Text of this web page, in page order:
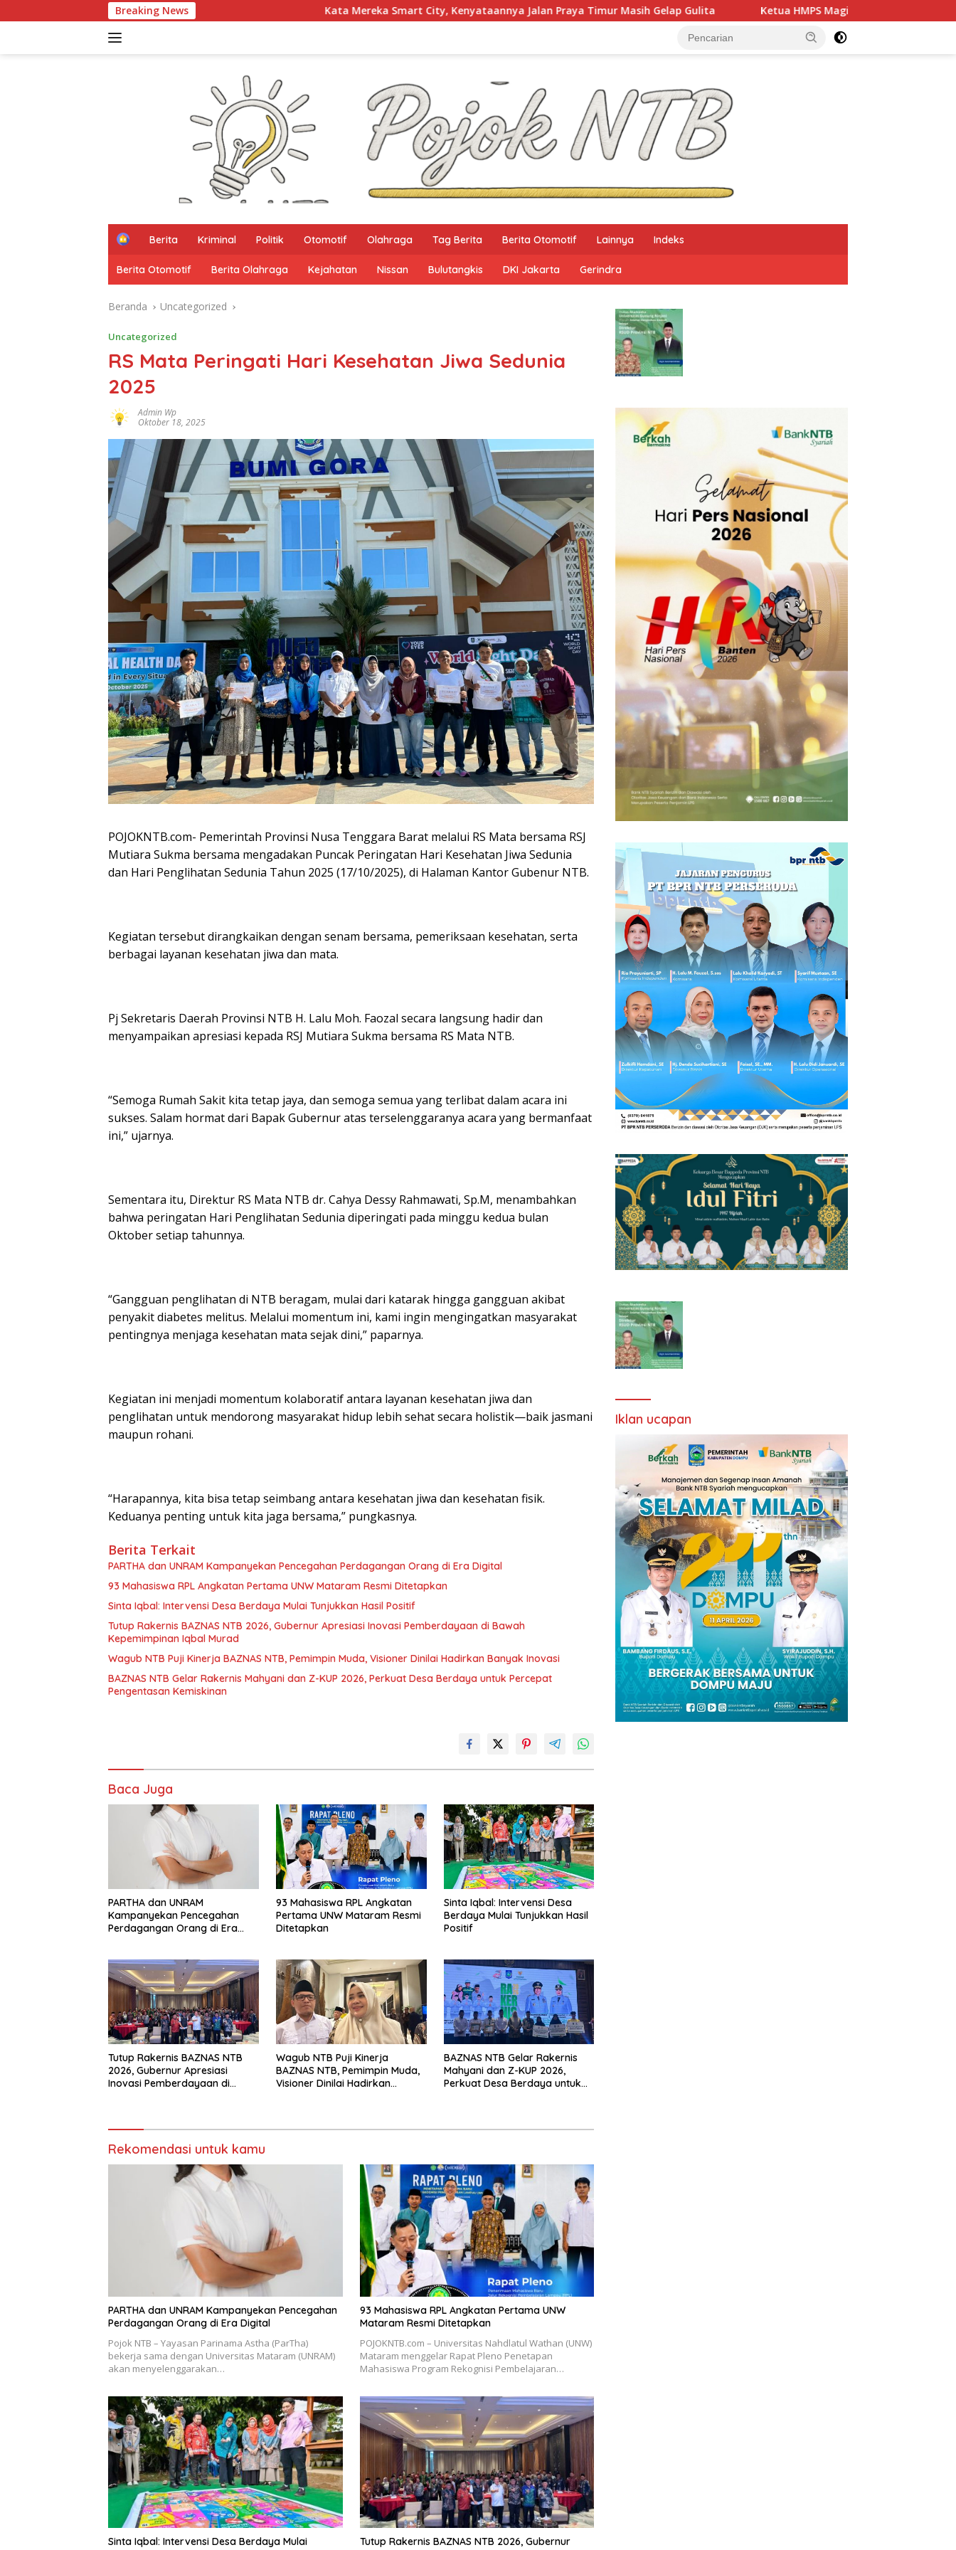
ke
Breaking News Kata Mereka Smart City, Kenyataannya Jalan Praya Timur Masih Gelap Gulita Ketua HMPS Magister PKO UNDIKMA Soroti Ketidaketisan
H
m
e
Berita Kriminal Politik Otomotif Olahraga Tag Berita Berita Otomotif Lainnya Indeks
Berita Otomotif Berita Olahraga Kejahatan Nissan Bulutangkis DKI Jakarta Gerindra
Beranda Uncategorized
Uncategorized
RS Mata Peringati Hari Kesehatan Jiwa Sedunia
2025
Admin Wp
Oktober 18, 2025
POJOKNTB.com- Pemerintah Provinsi Nusa Tenggara Barat melalui RS Mata bersama RSJ
Mutiara Sukma bersama mengadakan Puncak Peringatan Hari Kesehatan Jiwa Sedunia
dan Hari Penglihatan Sedunia Tahun 2025 (17/10/2025), di Halaman Kantor Gubenur NTB.
Kegiatan tersebut dirangkaikan dengan senam bersama, pemeriksaan kesehatan, serta
berbagai layanan kesehatan jiwa dan mata.
Pj Sekretaris Daerah Provinsi NTB H. Lalu Moh. Faozal secara langsung hadir dan
menyampaikan apresiasi kepada RSJ Mutiara Sukma bersama RS Mata NTB.
“Semoga Rumah Sakit kita tetap jaya, dan semoga semua yang terlibat dalam acara ini
sukses. Salam hormat dari Bapak Gubernur atas terselenggaranya acara yang bermanfaat
ini,” ujarnya.
Sementara itu, Direktur RS Mata NTB dr. Cahya Dessy Rahmawati, Sp.M, menambahkan
bahwa peringatan Hari Penglihatan Sedunia diperingati pada minggu kedua bulan
Oktober setiap tahunnya.
“Gangguan penglihatan di NTB beragam, mulai dari katarak hingga gangguan akibat
penyakit diabetes melitus. Melalui momentum ini, kami ingin mengingatkan masyarakat
pentingnya menjaga kesehatan mata sejak dini,” paparnya.
Kegiatan ini menjadi momentum kolaboratif antara layanan kesehatan jiwa dan
penglihatan untuk mendorong masyarakat hidup lebih sehat secara holistik—baik jasmani
maupun rohani.
“Harapannya, kita bisa tetap seimbang antara kesehatan jiwa dan kesehatan fisik.
Keduanya penting untuk kita jaga bersama,” pungkasnya.
Berita Terkait
93 Mahasiswa RPL Angkatan Pertama UNW Mataram Resmi Ditetapkan
Sinta Iqbal: Intervensi Desa Berdaya Mulai Tunjukkan Hasil Positif
Tutup Rakernis BAZNAS NTB 2026, Gubernur Apresiasi Inovasi Pemberdayaan di Bawah
Kepemimpinan Iqbal Murad
Wagub NTB Puji Kinerja BAZNAS NTB, Pemimpin Muda, Visioner Dinilai Hadirkan Banyak Inovasi
BAZNAS NTB Gelar Rakernis Mahyani dan Z-KUP 2026, Perkuat Desa Berdaya untuk Percepat
Pengentasan Kemiskinan
Baca Juga
PARTHA dan UNRAM
Kampanyekan Pencegahan
Perdagangan Orang di Era
93 Mahasiswa RPL Angkatan
Pertama UNW Mataram Resmi
Ditetapkan
Sinta Iqbal: Intervensi Desa
Berdaya Mulai Tunjukkan Hasil
Positif
Tutup Rakernis BAZNAS NTB
2026, Gubernur Apresiasi
Inovasi Pemberdayaan di
Wagub NTB Puji Kinerja
BAZNAS NTB, Pemimpin Muda,
Visioner Dinilai Hadirkan
BAZNAS NTB Gelar Rakernis
Mahyani dan Z-KUP 2026,
Perkuat Desa Berdaya untuk
Rekomendasi untuk kamu
PARTHA dan UNRAM Kampanyekan Pencegahan
Pojok NTB – Yayasan Parinama Astha (ParTha)
bekerja sama dengan Universitas Mataram (UNRAM)
akan menyelenggarakan…
93 Mahasiswa RPL Angkatan Pertama UNW
Mataram Resmi Ditetapkan
POJOKNTB.com – Universitas Nahdlatul Wathan (UNW)
Mataram menggelar Rapat Pleno Penetapan
Mahasiswa Program Rekognisi Pembelajaran…
Sinta Iqbal: Intervensi Desa Berdaya Mulai
Tutup Rakernis BAZNAS NTB 2026, Gubernur
Iklan ucapan